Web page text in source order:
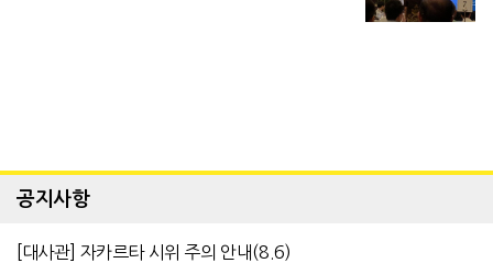
공지사항
[대사관] 자카르타 시위 주의 안내(8.6)